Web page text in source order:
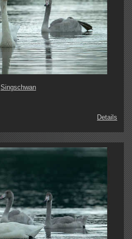
Singschwan
Details